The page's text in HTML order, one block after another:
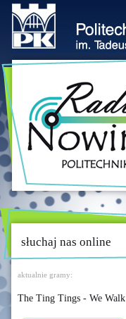
słuchaj nas online
aktualnie gramy:
The Ting Tings - We Walk